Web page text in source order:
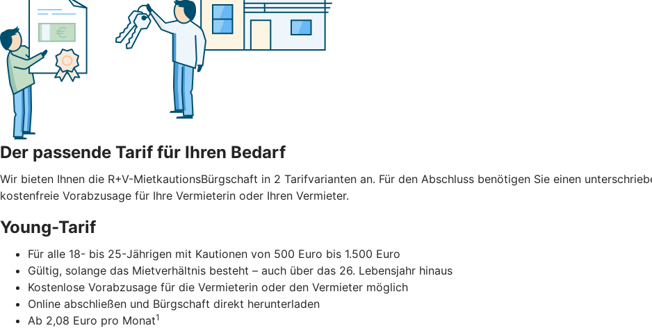
Der passende Tarif für Ihren Bedarf
Wir bieten Ihnen die R+V-MietkautionsBürgschaft in 2 Tarifvarianten an. Für den Abschluss benötigen Sie einen
kostenfreie Vorabzusage für Ihre Vermieterin oder Ihren Vermieter.
Young-Tarif
Für alle 18- bis 25-Jährigen mit Kautionen von 500 Euro bis 1.500 Euro
Gültig, solange das Mietverhältnis besteht – auch über das 26. Lebensjahr hinaus
Kostenlose Vorabzusage für die Vermieterin oder den Vermieter möglich
Online abschließen und Bürgschaft direkt herunterladen
Ab 2,08 Euro pro Monat1